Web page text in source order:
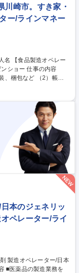
、常に消費者のニーズ
パックの品揃え強化等
川崎市。すき家・
ー/ラインマネー
事の内容
、梱包など （2）帳票
作業終了後は作業時に
品、原材料の在庫管理
ス＆クリンリネス ご本
に付けていただきま
と考えております。 募
。すき家・はま寿司の
本のジェネリッ
ペレーター/ライ